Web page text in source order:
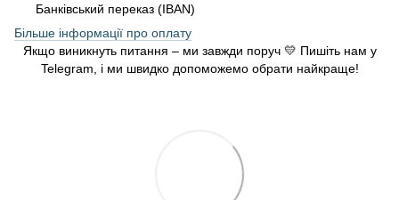
Банківський переказ (IBAN)
Більше інформації про оплату
Якщо виникнуть питання – ми завжди поруч 💛 Пишіть нам у
Telegram, і ми швидко допоможемо обрати найкраще!